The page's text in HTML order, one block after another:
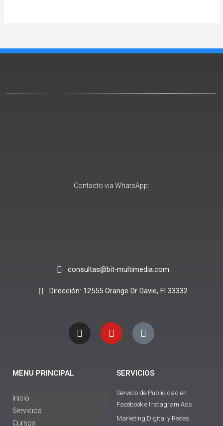
Contacto via WhatsApp:
consultas@bit-multimedia.com
Dirección: 12555 Orange Dr Davie, Fl 33332
n
s
t
o
u
t
e
i
k
t
MENU PRINCIPAL
Inicio
Servicios
Cursos
SERVICIOS
Servicio de Publicidad en
Facebook e Instagram Ads
Marketing Digital y Redes